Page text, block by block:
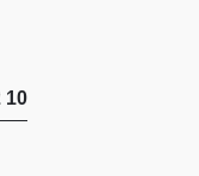
10